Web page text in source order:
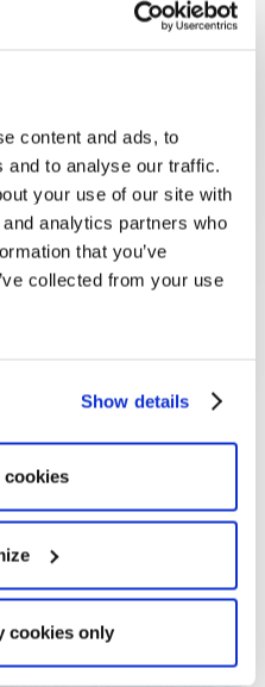
content and ads, to
and to analyse our traffic.
your use of our site with
analytics partners who
that you’ve
collected from your use
Show details
cookies only
Orient